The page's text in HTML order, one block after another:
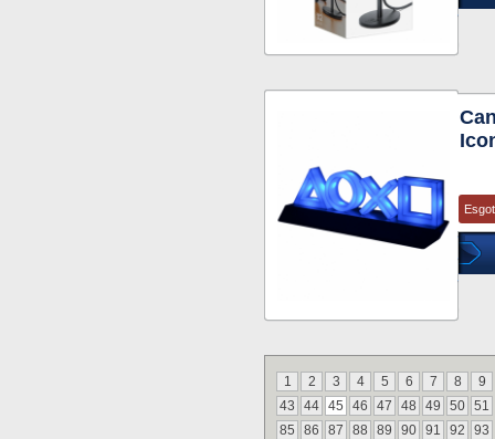
1 2 3 4 5 6 7 8
9
43
44 45 46 47 48 49 50 51
85
86 87 88 89 90 91 92
93